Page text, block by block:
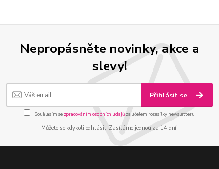
Nepropásněte novinky, akce a
slevy!
Přihlásit se
Souhlasím se zpracováním osobních údajůza účelem rozesílky newsletteru.
Můžete se kdykoli odhlásit. Zasíláme jednou za 14 dní.